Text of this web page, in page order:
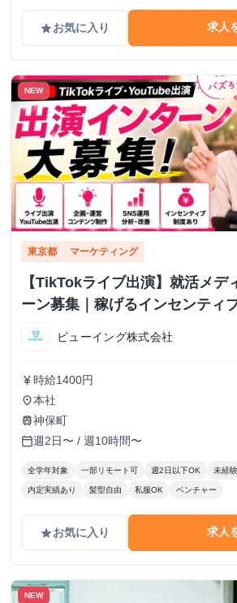
gradeお気に入り 求人
NEW
東京都 マーケティング
【TikTokライブ出演】就活メデ
ーン募集｜稼げるインセンティ
ビューイング株式会社
currency_yen 時給1400円
place本社
train神保町
calendar_today週2日〜 / 週10時間〜
全学年対象 一部リモート可 週2日以下OK 未経
内定実績あり 髪型自由 私服OK ベンチャー
gradeお気に入り 求人
NEW